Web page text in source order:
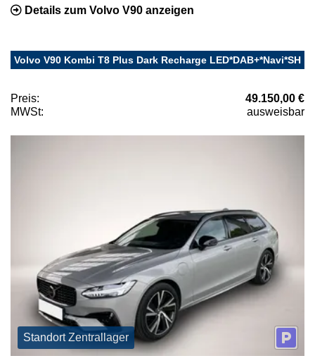
Details zum Volvo V90 anzeigen
Volvo V90 Kombi T8 Plus Dark Recharge LED*DAB+*Navi*SH
Preis:
49.150,00 €
MWSt:
ausweisbar
Standort Zentrallager